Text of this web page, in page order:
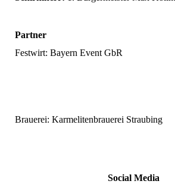
Partner
Festwirt: Bayern Event GbR
Brauerei: Karmelitenbrauerei Straubing
Social Media